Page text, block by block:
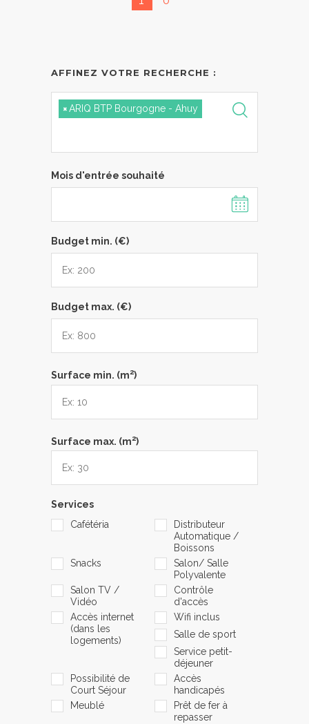
AFFINEZ VOTRE RECHERCHE :
×ARIQ BTP Bourgogne - Ahuy
Mois d'entrée souhaité
Budget min. (€)
Budget max. (€)
Surface min. (m2)
Surface max. (m2)
Services
Cafétéria
Distributeur
Automatique /
Boissons
Snacks
Salon/ Salle
Polyvalente
Salon TV /
Vidéo
Contrôle
d'accès
Accès internet
(dans les
logements)
Wifi inclus
Salle de sport
Service petit-
déjeuner
Possibilité de
Court Séjour
Accès
handicapés
Meublé
Prêt de fer à
repasser